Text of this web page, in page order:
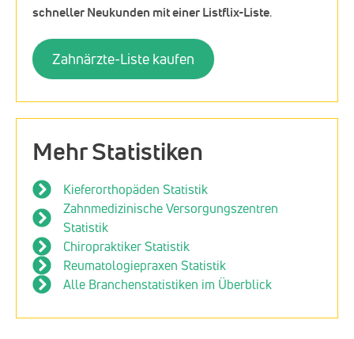
schneller Neukunden mit einer Listflix-Liste.
Zahnärzte-Liste kaufen
Mehr Statistiken
Kieferorthopäden Statistik
Zahnmedizinische Versorgungszentren
Statistik
Chiropraktiker Statistik
Reumatologiepraxen Statistik
Alle Branchenstatistiken im Überblick